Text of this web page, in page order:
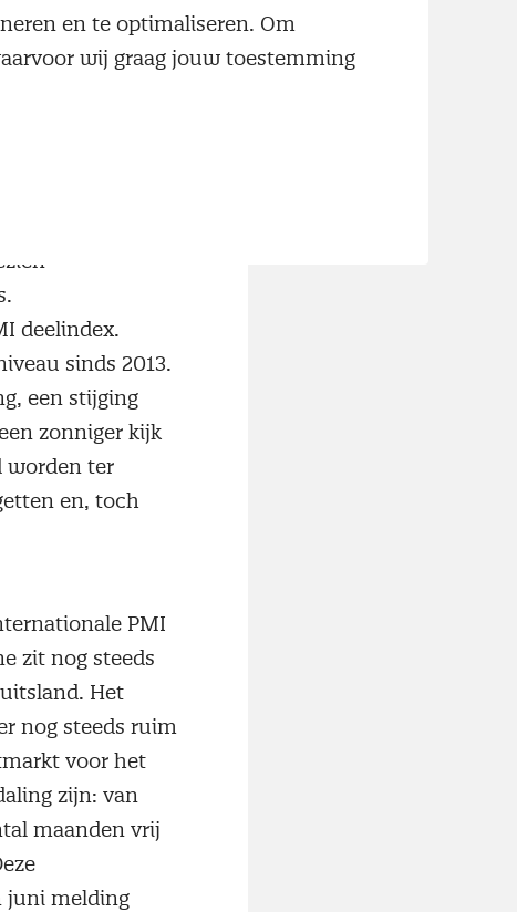
en een
productiepeil
De
in zes jaar. De
deelindex.
sinds 2013.
een stijging
zonniger kijk
worden ter
en, toch
PMI
zit nog steeds
Het
nog steeds ruim
voor het
zijn: van
maanden vrij
juni melding
en te optimaliseren. Om
wij graag jouw toestemming